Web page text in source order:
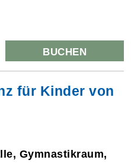
BUCHEN
für Kinder von
Gymnastikraum,